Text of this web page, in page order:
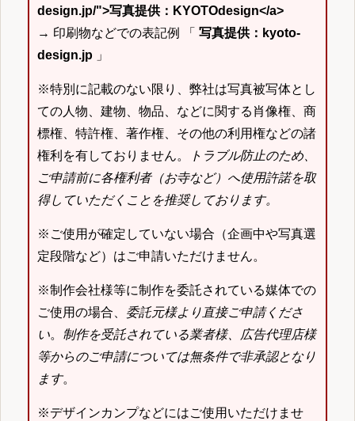
design.jp/">写真提供：KYOTOdesign</a>
→ 印刷物などでの表記例 「 写真提供：kyoto-
design.jp 」
※特別に記載のない限り、弊社は写真被写体とし
ての人物、建物、物品、などに関する肖像権、商
標権、特許権、著作権、その他の利用権などの諸
権利を有しておりません。
トラブル防止のため、
ご申請前に各権利者（お寺など）へ使用許諾を取
得していただくことを推奨しております。
※ご使用が確定していない場合（企画中や写真選
定段階など）はご申請いただけません。
※制作会社様等に制作を委託されている媒体での
ご使用の場合、 委託元様より直接ご申請くださ
い。 制作を受託されている業者様、広告代理店様
等からのご申請については無条件で非承認となり
ます。
※デザインカンプなどにはご使用いただけませ